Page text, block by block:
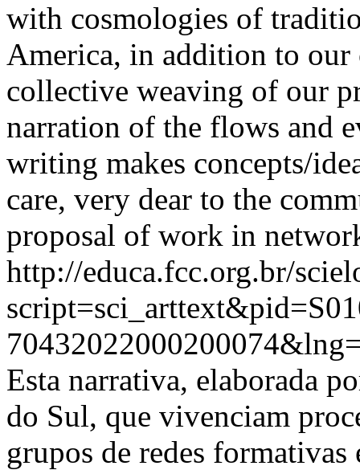
with cosmologies of
America, in addition to
collective weaving of our
narration of the flows and
writing makes concepts/
care, very dear to the
proposal of work in
http://educa.fcc.org.br/
Esta narrativa, elaborada
do Sul, que vivenciam
grupos de redes formativas